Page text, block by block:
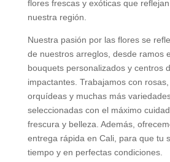
flores frescas y exóticas que
nuestra región.
Nuestra pasión por las flores se
de nuestros arreglos, desde ramos
bouquets personalizados y centros
impactantes. Trabajamos con
orquídeas y muchas más
seleccionadas con el máximo
frescura y belleza. Además,
entrega rápida en Cali, para que tu
tiempo y en perfectas condiciones.